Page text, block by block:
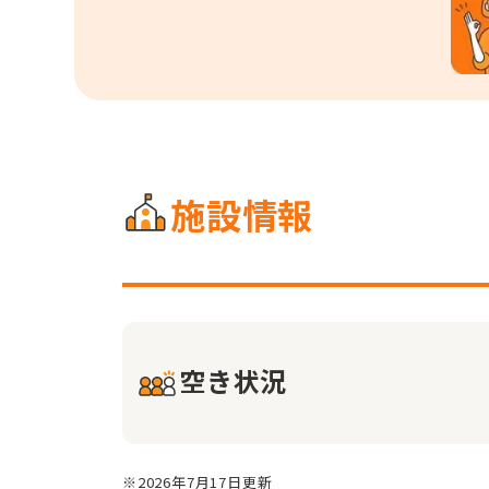
施設情報
空き状況
※2026年7月17日更新